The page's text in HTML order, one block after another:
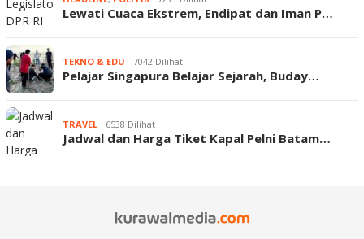
Lewati Cuaca Ekstrem, Endipat dan Iman P…
TEKNO & EDU 7042 Dilihat
Pelajar Singapura Belajar Sejarah, Buday…
TRAVEL 6538 Dilihat
Jadwal dan Harga Tiket Kapal Pelni Batam…